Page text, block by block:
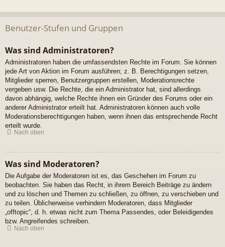
Benutzer-Stufen und Gruppen
Was sind Administratoren?
Administratoren haben die umfassendsten Rechte im Forum. Sie können
jede Art von Aktion im Forum ausführen; z. B. Berechtigungen setzen,
Mitglieder sperren, Benutzergruppen erstellen, Moderationsrechte
vergeben usw. Die Rechte, die ein Administrator hat, sind allerdings
davon abhängig, welche Rechte ihnen ein Gründer des Forums oder ein
anderer Administrator erteilt hat. Administratoren können auch volle
Moderationsberechtigungen haben, wenn ihnen das entsprechende Recht
erteilt wurde.
Nach oben
Was sind Moderatoren?
Die Aufgabe der Moderatoren ist es, das Geschehen im Forum zu
beobachten. Sie haben das Recht, in ihrem Bereich Beiträge zu ändern
und zu löschen und Themen zu schließen, zu öffnen, zu verschieben und
zu teilen. Üblicherweise verhindern Moderatoren, dass Mitglieder
„offtopic“, d. h. etwas nicht zum Thema Passendes, oder Beleidigendes
bzw. Angreifendes schreiben.
Nach oben